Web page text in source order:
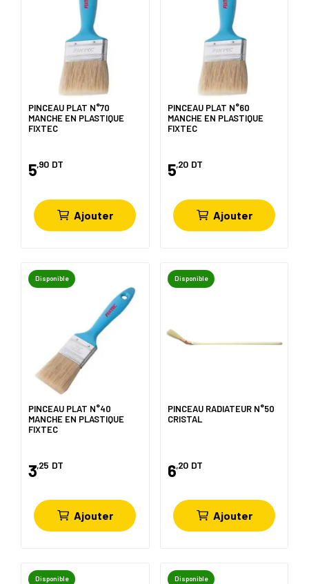
PINCEAU PLAT N°70
MANCHE EN PLASTIQUE
FIXTEC
5,90 DT
Ajouter
PINCEAU PLAT N°60
MANCHE EN PLASTIQUE
FIXTEC
5,20 DT
Ajouter
Disponible
PINCEAU PLAT N°40
MANCHE EN PLASTIQUE
FIXTEC
3,25 DT
Ajouter
Disponible
PINCEAU RADIATEUR N°50
CRISTAL
6,20 DT
Ajouter
Disponible Disponible